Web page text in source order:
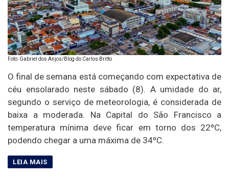
Foto: Gabriel dos Anjos/Blog do Carlos Britto
O final de semana está começando com expectativa de
céu ensolarado neste sábado (8). A umidade do ar,
segundo o serviço de meteorologia, é considerada de
baixa a moderada. Na Capital do São Francisco a
temperatura mínima deve ficar em torno dos 22ºC,
podendo chegar a uma máxima de 34ºC.